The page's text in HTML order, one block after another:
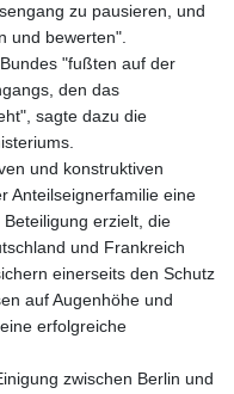
zu pausieren, und
und bewerten".
"fußten auf der
den das
sagte dazu die
und konstruktiven
Anteilseignerfamilie eine
erzielt, die
und Frankreich
einerseits den Schutz
auf Augenhöhe und
erfolgreiche
zwischen Berlin und